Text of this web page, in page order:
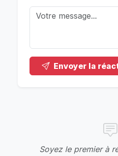
Envoyer la
Soyez le premier à